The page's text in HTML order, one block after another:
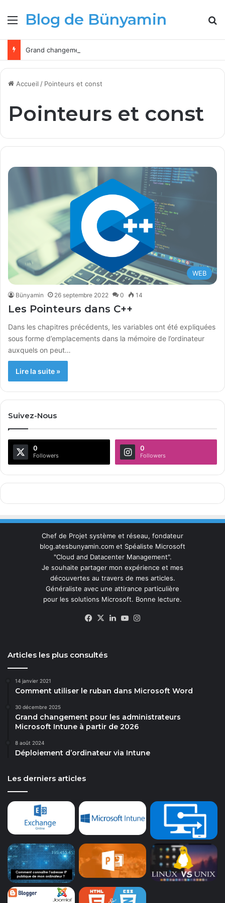
Menu
Blog de Bünyamin
Accueil / Pointeurs et const
Pointeurs et const
WEB
Bünyamin 26 septembre 2022 0 14
Les Pointeurs dans C++
Dans les chapitres précédents, les variables ont été expliquées
sous forme d’emplacements dans la mémoire de l’ordinateur
auxquels on peut…
Lire la suite »
Suivez-Nous
0
Followers
0
Followers
Chef de Projet système et réseau, fondateur
blog.atesbunyamin.com et Spéaliste Microsoft
"Cloud and Datacenter Management".
Je souhaite partager mon expérience et mes
découvertes au travers de mes articles.
Généraliste avec une attirance particulière
pour les solutions Microsoft. Bonne lecture.
Facebook
X LinkedinYouTube
Articles les plus consultés
14 janvier 2021
Comment utiliser le ruban dans Microsoft Word
30 décembre 2025
Grand changement pour les administrateurs
Microsoft Intune à partir de 2026
8 août 2024
Déploiement d’ordinateur via Intune
Les derniers articles